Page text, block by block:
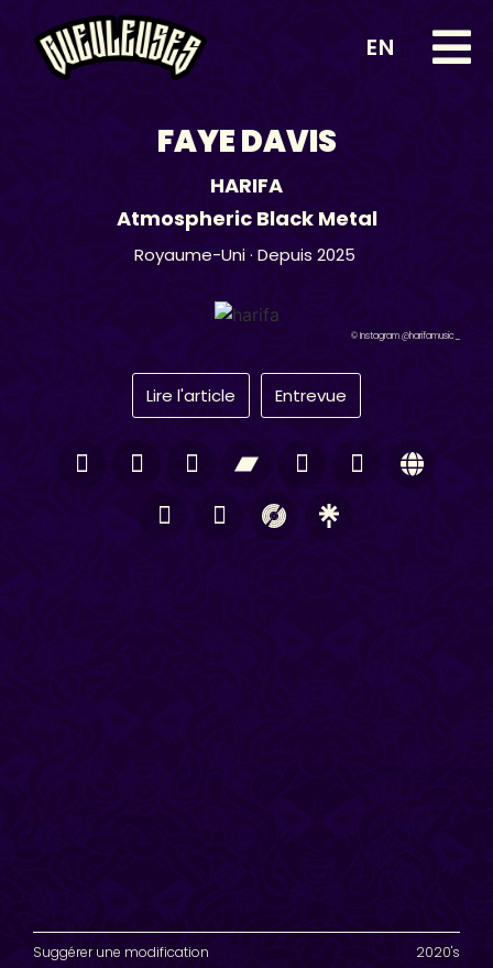
EN
FAYE DAVIS
HARIFA
Atmospheric Black Metal
Royaume-Uni · Depuis 2025
© Instagram @harifamusic_
Lire l'article Entrevue
Suggérer une modification 2020's